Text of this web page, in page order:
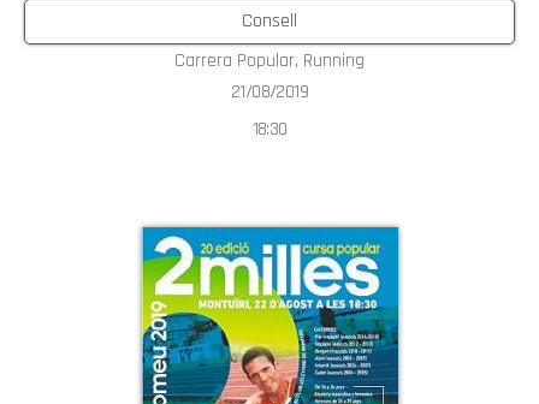
Consell
Carrera Popular, Running
21/08/2019
18:30